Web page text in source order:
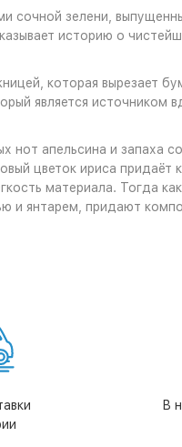
зелени,
историю о
которая вырезает
является источником
нот апельсина и запаха
цветок ириса придаёт
материала. Тогда
и янтарем, придают
В